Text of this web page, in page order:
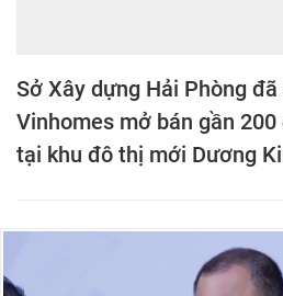
Sở Xây dựng Hải Phòng
Vinhomes mở bán gần
tại khu đô thị mới Dương